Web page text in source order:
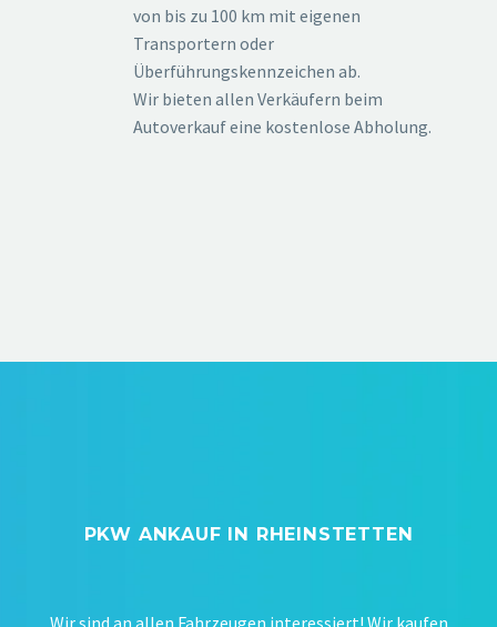
von bis zu 100 km mit eigenen
Transportern oder
Überführungskennzeichen ab.
Wir bieten allen Verkäufern beim
Autoverkauf eine kostenlose Abholung.
PKW ANKAUF IN RHEINSTETTEN
Wir sind an allen Fahrzeugen interessiert! Wir kaufen